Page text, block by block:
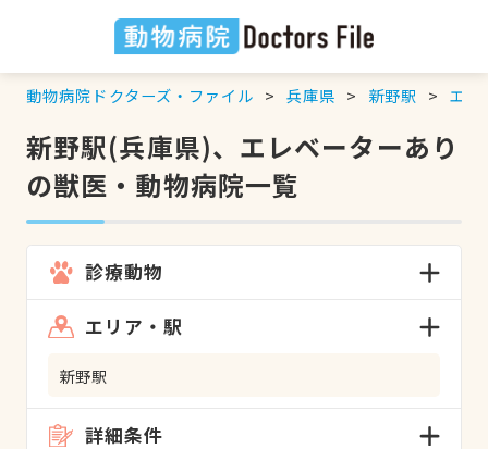
動物病院ドクターズ・ファイル 兵庫県 新野駅 エレ
新野駅(兵庫県)、エレベーターあり
の獣医・動物病院一覧
診療動物
エリア・駅
新野駅
詳細条件